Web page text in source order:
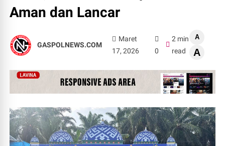
Aman dan Lancar
GASPOLNEWS.COM
Maret
17, 2026
0
2 min
read
A
A